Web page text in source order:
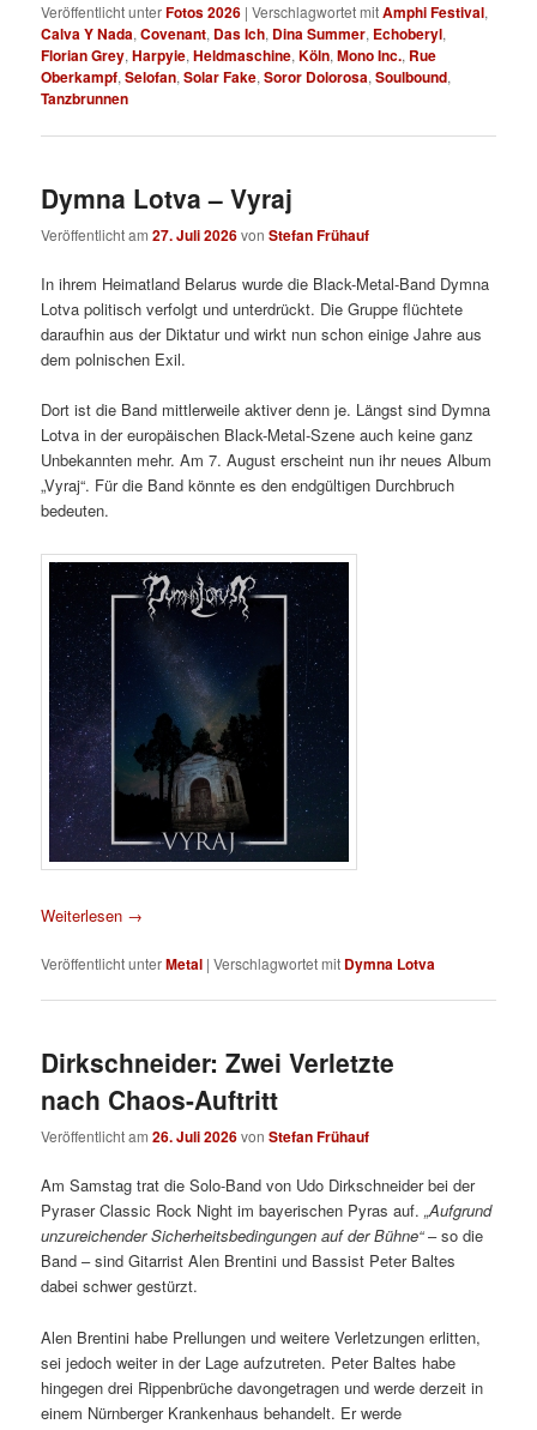
Veröffentlicht unterFotos 2026 |Verschlagwortet mitAmphi Festival,
Calva Y Nada,Covenant, Das Ich, Dina Summer, Echoberyl,
Florian Grey,Harpyie,Heldmaschine,Köln,Mono Inc., Rue
Oberkampf,Selofan,Solar Fake,Soror Dolorosa,Soulbound,
Tanzbrunnen
Dymna Lotva – Vyraj
Veröffentlicht am27. Juli 2026vonStefan Frühauf
In ihrem Heimatland Belarus wurde die Black-Metal-Band Dymna
Lotva politisch verfolgt und unterdrückt. Die Gruppe flüchtete
daraufhin aus der Diktatur und wirkt nun schon einige Jahre aus
dem polnischen Exil.
Dort ist die Band mittlerweile aktiver denn je. Längst sind Dymna
Lotva in der europäischen Black-Metal-Szene auch keine ganz
Unbekannten mehr. Am 7. August erscheint nun ihr neues Album
„Vyraj“. Für die Band könnte es den endgültigen Durchbruch
bedeuten.
Weiterlesen →
Veröffentlicht unterMetal |Verschlagwortet mit Dymna Lotva
Dirkschneider: Zwei Verletzte
nach Chaos-Auftritt
Veröffentlicht am26. Juli 2026vonStefan Frühauf
Am Samstag trat die Solo-Band von Udo Dirkschneider bei der
Pyraser Classic Rock Night im bayerischen Pyras auf.„Aufgrund
unzureichender Sicherheitsbedingungen auf der Bühne“– so die
Band – sind Gitarrist Alen Brentini und Bassist Peter Baltes
dabei schwer gestürzt.
Alen Brentini habe Prellungen und weitere Verletzungen erlitten,
sei jedoch weiter in der Lage aufzutreten. Peter Baltes habe
hingegen drei Rippenbrüche davongetragen und werde derzeit in
einem Nürnberger Krankenhaus behandelt. Er werde